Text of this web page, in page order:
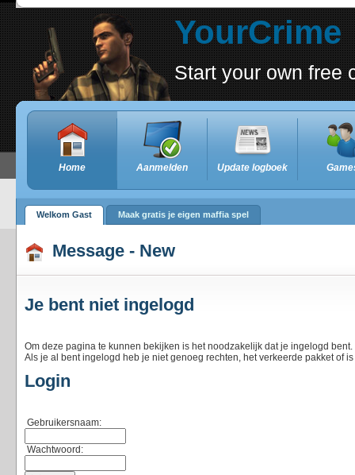
YourCrime
Start your own free
Home Aanmelden Update logboek
Welkom Gast Maak gratis je eigen maffia spel
Message - New
Je bent niet ingelogd
Om deze pagina te kunnen bekijken is het noodzakelijk dat je ingelogd bent.
Als je al bent ingelogd heb je niet genoeg rechten, het verkeerde pakket of
Login
Gebruikersnaam:
Wachtwoord: